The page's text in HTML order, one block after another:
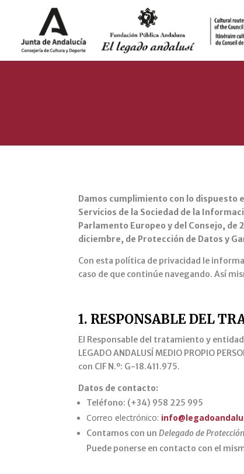
Damos cumplimiento con lo dispuesto
Servicios de la Sociedad de la
Parlamento Europeo y del Consejo, de
diciembre, de Protección de Datos y
Con esta política de privacidad le
caso de que continúe navegando. Así
1. RESPONSABLE DEL
El Responsable del tratamiento y
LEGADO ANDALUSÍ MEDIO PROPIO
con CIF N.º: G-18.411.975.
Datos de contacto:
Teléfono: (+34) 958 225 995
Correo electrónico:
Contamos con unDelegado de
Puede ponerse en contacto con el